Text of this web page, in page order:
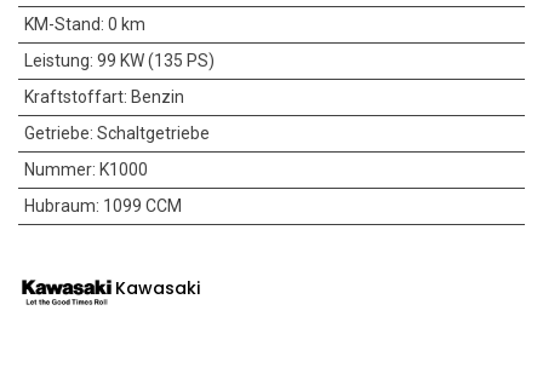
KM-Stand: 0 km
Leistung: 99 KW (135 PS)
Kraftstoffart: Benzin
Getriebe: Schaltgetriebe
Nummer: K1000
Hubraum: 1099 CCM
Kawasaki